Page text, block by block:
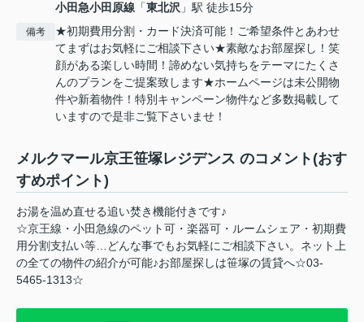
小田急小田原線 「東北沢 」駅 徒歩15分
備考
★初期費用分割・カード決済可能！ご希望条件とあわせ
てまずはお気軽にご相談下さい★素敵なお部屋探し！笑
顔がある楽しい時間！諦めない気持ちをテーマにたくさ
んのプランをご提案致します★ホームページは未公開物
件や新着物件！特別キャンペーン物件など多数掲載して
いますので是非ご覧下さいませ！
メルクマール京王笹塚レジデンス のコメント(おす
すめポイント)
お湯を温め直せる追い焚き機能付きです♪
☆京王線・小田急線のペット可・楽器可・ルームシェア・初期費
用分割支払い等…どんな事でもお気軽にご相談下さい。ネット上
の全ての物件の紹介が可能♪お部屋探しは笹塚の賃貸へ☆03-
5465-1313☆